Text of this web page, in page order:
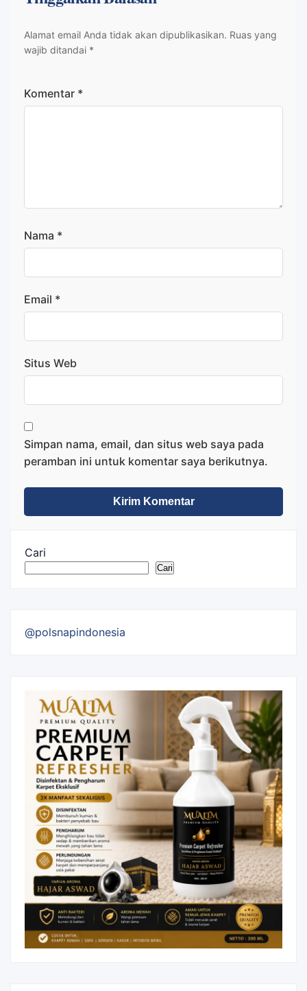
Alamat email Anda tidak akan dipublikasikan. Ruas yang
wajib ditandai *
Komentar *
Nama *
Email *
Situs Web
Simpan nama, email, dan situs web saya pada
peramban ini untuk komentar saya berikutnya.
Cari
Cari
@polsnapindonesia